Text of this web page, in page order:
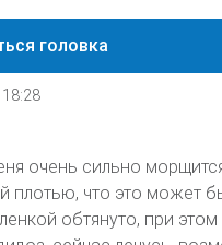
головка
очень сильно
плотью, что это может
обтянуто, при